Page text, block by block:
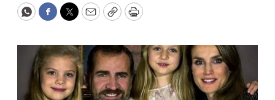
WhatsApp
Facebook
Twitter
EmailCopyPrint